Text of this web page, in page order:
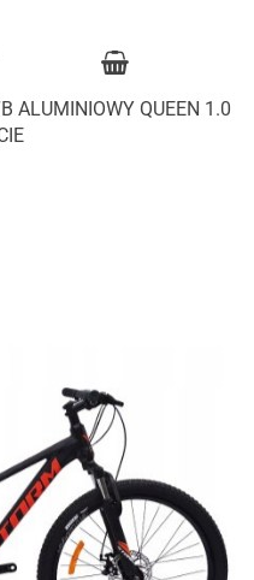
ALUMINIOWY QUEEN 1.0